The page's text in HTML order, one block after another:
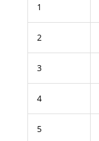
1
2
3
4
5